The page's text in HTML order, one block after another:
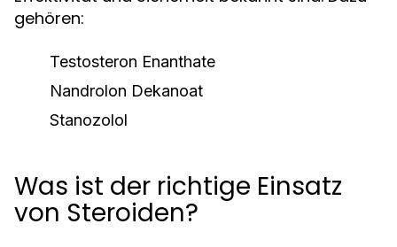
gehören:
Testosteron Enanthate
Nandrolon Dekanoat
Stanozolol
Was ist der richtige Einsatz
von Steroiden?